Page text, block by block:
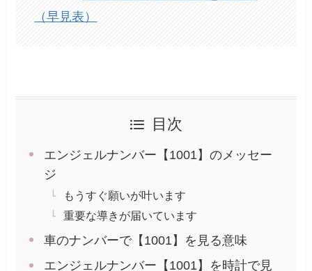
（早見表）
目次
エンジェルナンバー【1001】のメッセー
ジ
もうすぐ願いが叶います
重要な導きが届いています
車のナンバーで【1001】を見る意味
エンジェルナンバー【1001】を時計で見